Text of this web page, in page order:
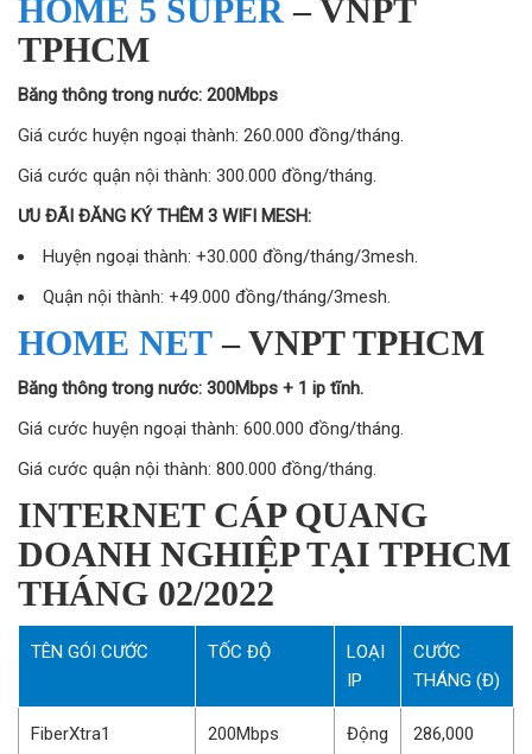
HOME 5 SUPER – VNPT
TPHCM
Băng thông trong nước: 200Mbps
Giá cước huyện ngoại thành: 260.000 đồng/tháng.
Giá cước quận nội thành: 300.000 đồng/tháng.
ƯU ĐÃI ĐĂNG KÝ THÊM 3 WIFI MESH:
Huyện ngoại thành: +30.000 đồng/tháng/3mesh.
Quận nội thành: +49.000 đồng/tháng/3mesh.
HOME NET – VNPT TPHCM
Băng thông trong nước: 300Mbps + 1 ip tĩnh.
Giá cước huyện ngoại thành: 600.000 đồng/tháng.
Giá cước quận nội thành: 800.000 đồng/tháng.
INTERNET CÁP QUANG
DOANH NGHIỆP TẠI TPHCM
THÁNG 02/2022
TÊN GÓI CƯỚC TỐC ĐỘ
LOẠI
IP
CƯỚC
THÁNG (Đ)
FiberXtra1 200Mbps Động 286,000